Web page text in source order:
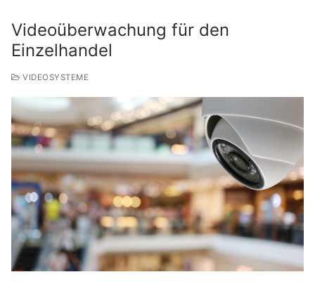
Videoüberwachung für den
Einzelhandel
VIDEOSYSTEME